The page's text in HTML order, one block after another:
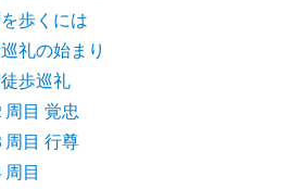
歩くには
礼の始まり
歩巡礼
目 覚忠
周目 行尊
目